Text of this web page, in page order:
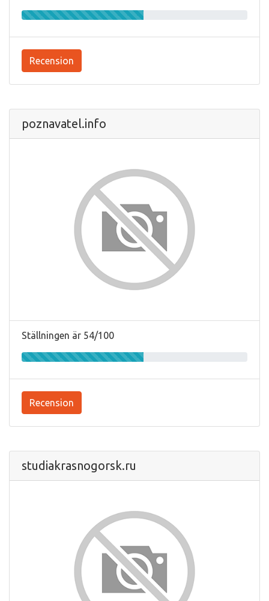
Recension
poznavatel.info
Ställningen är 54/100
Recension
studiakrasnogorsk.ru